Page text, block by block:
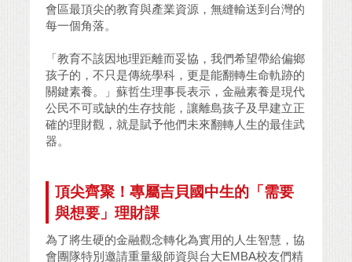
會區最頂尖的教育與產業資源，無縫輸送到台灣的
每一個角落。
「教育不該因地理距離而妥協，我們希望帶給偏鄉
孩子的，不只是傳統學科，更是能翻轉生命軌跡的
關鍵素養。」蘇哲生理事長表示，金融素養是現代
公民不可或缺的生存技能，讓離島孩子及早建立正
確的理財觀，就是賦予他們未來翻轉人生的最佳武
器。
頂尖齊聚！專屬吉貝國中生的「需要
與想要」理財課
為了將生硬的金融觀念轉化為實用的人生智慧，協
會團隊特別邀請重量級師資與台大EMBA校友們精